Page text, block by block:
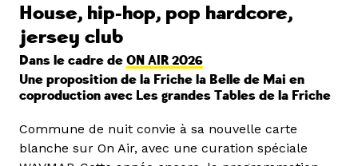
House, hip-hop, pop hardcore,
jersey club
Dans le cadre de ON AIR 2026
Une proposition de la Friche la Belle de Mai en
coproduction avec Les grandes Tables de la Friche
Commune de nuit convie à sa nouvelle carte
blanche sur On Air, avec une curation spéciale